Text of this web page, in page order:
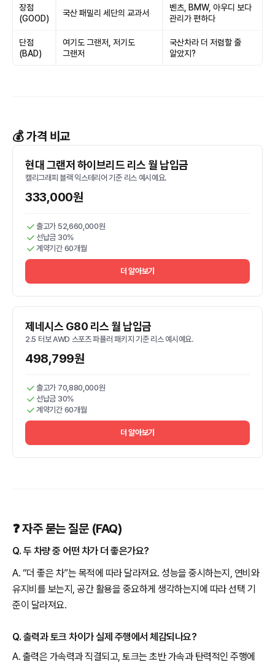
장점
(GOOD)
국산 패밀리 세단의 교과서
벤츠, BMW, 아우디 보다
관리가 편하다
단점
(BAD)
여기도 그랜저, 저기도
그랜저
국산차라 더 저렴할 줄
알았지?
💰 가격 비교
현대 그랜저 하이브리드 리스 월 납입금
캘리그래피 블랙 익스테리어 기준 리스 예시예요.
333,000원
출고가 52,660,000원
선납금 30%
계약기간 60개월
더 알아보기
제네시스 G80 리스 월 납입금
2.5 터보 AWD 스포츠 파퓰러 패키지 기준 리스 예시예요.
498,799원
출고가 70,880,000원
선납금 30%
계약기간 60개월
더 알아보기
❓ 자주 묻는 질문 (FAQ)
Q. 두 차량 중 어떤 차가 더 좋은가요?
A. “더 좋은 차”는 목적에 따라 달라져요. 성능을 중시하는지, 연비와
유지비를 보는지, 공간 활용을 중요하게 생각하는지에 따라 선택 기
준이 달라져요.
Q. 출력과 토크 차이가 실제 주행에서 체감되나요?
A. 출력은 가속력과 직결되고, 토크는 초반 가속과 탄력적인 주행에